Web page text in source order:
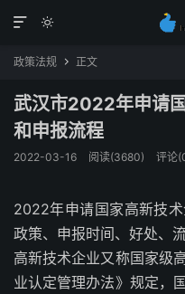


政策法规  正文
武汉市2022年申请
和申报流程
2022-03-16 阅读(3680) 评论
2022年申请国家高新技
政策、申报时间、好处、
高新技术企业又称国家级
业认定管理办法》规定，